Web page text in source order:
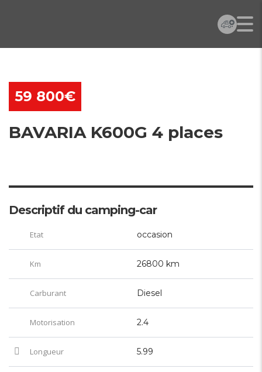
59 800€
BAVARIA K600G 4 places
Descriptif du camping-car
Etat occasion
Km 26800 km
Carburant Diesel
Motorisation 2.4
Longueur 5.99